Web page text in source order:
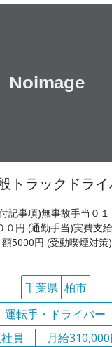
トラックドライ
記事項)無事故手当０
円 (通勤手当)実費支給
5000円 (受動喫煙対策
千葉県 柏市
運転手・ドライバー
員
月給